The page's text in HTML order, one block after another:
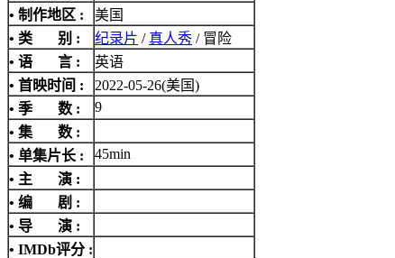
• 制作地区 :
美国
• 类 别 :
纪录片 / 真人秀 / 冒险
• 语 言 :
英语
• 首映时间 :
2022-05-26(美国)
• 季 数 :
9
• 集 数 :
• 单集片长 :
45min
• 主 演 :
• 编 剧 :
• 导 演 :
• IMDb评分 :